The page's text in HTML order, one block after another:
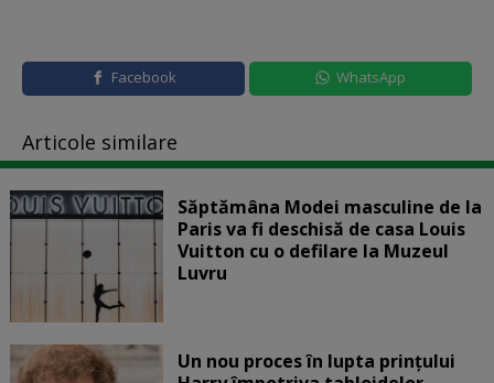
Facebook WhatsApp
Articole similare
Săptămâna Modei masculine de la
Paris va fi deschisă de casa Louis
Vuitton cu o defilare la Muzeul
Luvru
Un nou proces în lupta prinţului